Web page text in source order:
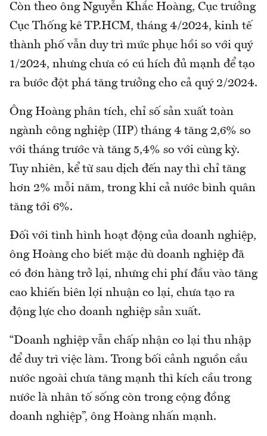
Còn theo ông Nguyễn Khắc Hoàng, Cục trưởng
Cục Thống kê TP.HCM, tháng 4/2024, kinh tế
thành phố vẫn duy trì mức phục hồi so với quý
1/2024, nhưng chưa có cú hích đủ mạnh để tạo
ra bước đột phá tăng trưởng cho cả quý 2/2024.
Ông Hoàng phân tích, chỉ số sản xuất toàn
ngành công nghiệp (IIP) tháng 4 tăng 2,6% so
với tháng trước và tăng 5,4% so với cùng kỳ.
Tuy nhiên, kể từ sau dịch đến nay thì chỉ tăng
hơn 2% mỗi năm, trong khi cả nước bình quân
tăng tới 6%.
Đối với tình hình hoạt động của doanh nghiệp,
ông Hoàng cho biết mặc dù doanh nghiệp đã
có đơn hàng trở lại, nhưng chi phí đầu vào tăng
cao khiến biên lợi nhuận co lại, chưa tạo ra
động lực cho doanh nghiệp sản xuất.
“Doanh nghiệp vẫn chấp nhận co lại thu nhập
để duy trì việc làm. Trong bối cảnh nguồn cầu
nước ngoài chưa tăng mạnh thì kích cầu trong
nước là nhân tố sống còn trong cộng đồng
doanh nghiệp”, ông Hoàng nhấn mạnh.